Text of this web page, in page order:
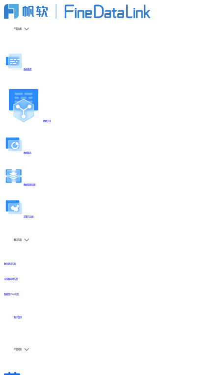
产品功能
数据集成
数据开发
数据服务
数据管理治理
部署与运维
解决方案
数仓建设方案
全链路实时方案
数据资产API方案
客户案例
产品动态